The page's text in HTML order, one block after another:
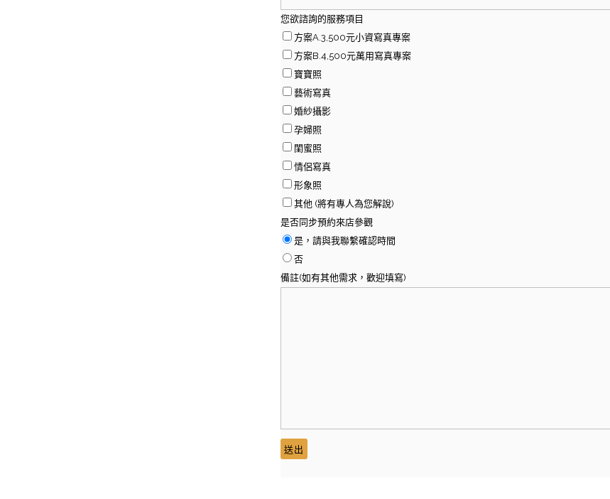
您欲諮詢的服務項目
方案A.3,500元小資寫真專案
方案B.4,500元萬用寫真專案
寶寶照
藝術寫真
婚紗攝影
孕婦照
閨蜜照
情侶寫真
形象照
其他 (將有專人為您解說)
是否同步預約來店參觀
是，請與我聯繫確認時間
否
備註(如有其他需求，歡迎填寫)